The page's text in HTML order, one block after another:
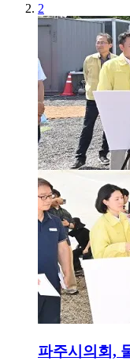
2
파주시의회,